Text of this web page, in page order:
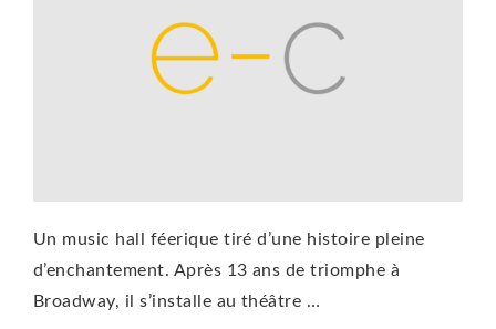
Un music hall féerique tiré d’une histoire pleine
d’enchantement. Après 13 ans de triomphe à
Broadway, il s’installe au théâtre …